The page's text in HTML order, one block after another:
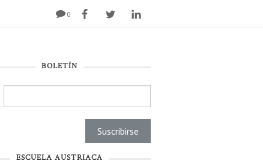
0
BOLETÍN
ESCUELA AUSTRIACA